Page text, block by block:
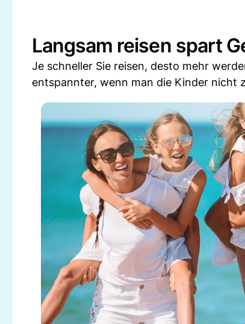
Langsam reisen spart
Je schneller Sie reisen, desto mehr
entspannter, wenn man die Kinder nicht